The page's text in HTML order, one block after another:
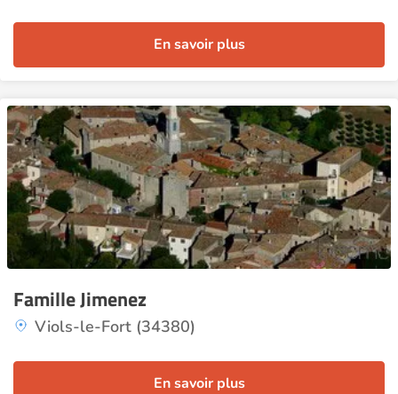
En savoir plus
Famille Jimenez
Viols-le-Fort (34380)
En savoir plus